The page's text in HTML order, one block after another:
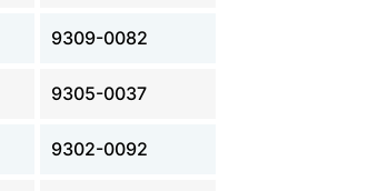
9309-0082
9305-0037
9302-0092